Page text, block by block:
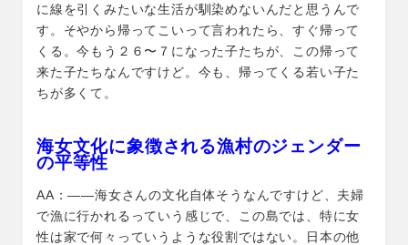
に線を引くみたいな生活が馴染めないんだと思うんで
す。そやから帰ってこいって言われたら、すぐ帰って
くる。今もう２６〜７になった子たちが、この帰って
来た子たちなんですけど。今も、帰ってくる若い子た
ちが多くて。
海女文化に象徴される漁村のジェンダー
の平等性
AA：――海女さんの文化自体そうなんですけど、夫婦
で漁に行かれるっていう感じで、この島では、特に女
性は家で何々っていうような役割ではない。日本の他